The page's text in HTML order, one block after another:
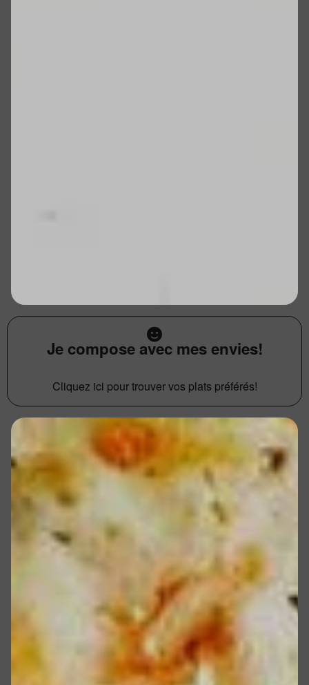
Je compose avec mes envies!
Cliquez ici pour trouver vos plats préférés!